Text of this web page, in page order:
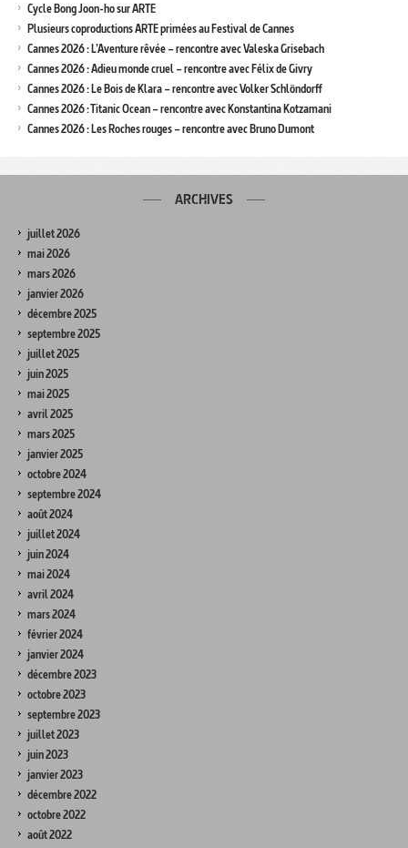
Cycle Bong Joon-ho sur ARTE
Plusieurs coproductions ARTE primées au Festival de Cannes
Cannes 2026 : L’Aventure rêvée – rencontre avec Valeska Grisebach
Cannes 2026 : Adieu monde cruel – rencontre avec Félix de Givry
Cannes 2026 : Le Bois de Klara – rencontre avec Volker Schlöndorff
Cannes 2026 : Titanic Ocean – rencontre avec Konstantina Kotzamani
Cannes 2026 : Les Roches rouges – rencontre avec Bruno Dumont
ARCHIVES
juillet 2026
mai 2026
mars 2026
janvier 2026
décembre 2025
septembre 2025
juillet 2025
juin 2025
mai 2025
avril 2025
mars 2025
janvier 2025
octobre 2024
septembre 2024
août 2024
juillet 2024
juin 2024
mai 2024
avril 2024
mars 2024
février 2024
janvier 2024
décembre 2023
octobre 2023
septembre 2023
juillet 2023
juin 2023
janvier 2023
décembre 2022
octobre 2022
août 2022